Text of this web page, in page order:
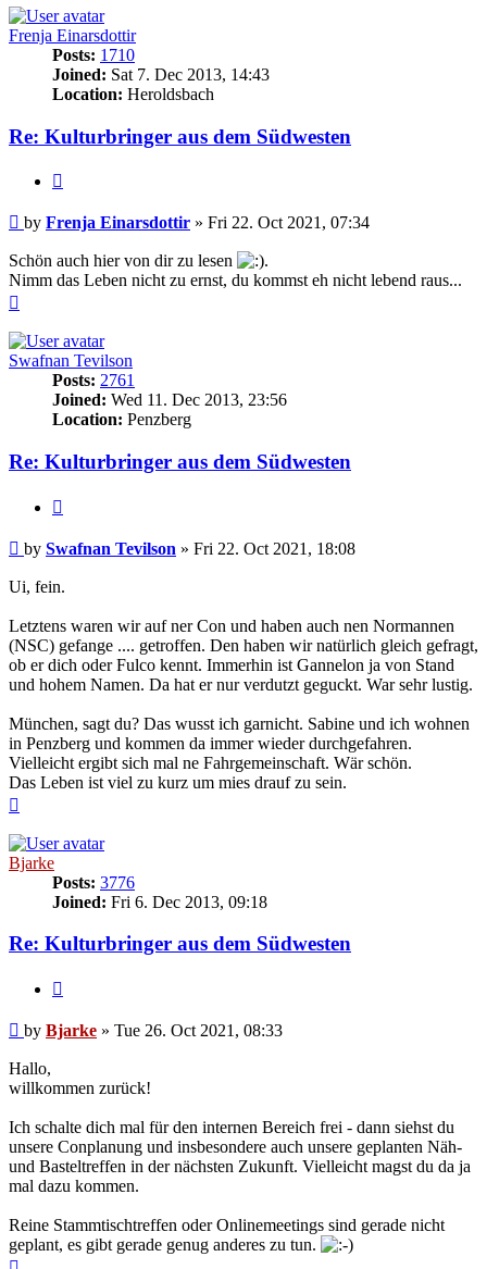
Frenja Einarsdottir
Posts: 1710
Joined: Sat 7. Dec 2013, 14:43
Location: Heroldsbach
Re: Kulturbringer aus dem Südwesten
Post
by Frenja Einarsdottir » Fri 22. Oct 2021, 07:34
Schön auch hier von dir zu lesen
.
Nimm das Leben nicht zu ernst, du kommst eh nicht lebend raus...
Swafnan Tevilson
Posts: 2761
Joined: Wed 11. Dec 2013, 23:56
Location: Penzberg
Re: Kulturbringer aus dem Südwesten
Post
by Swafnan Tevilson » Fri 22. Oct 2021, 18:08
Ui, fein.
Letztens waren wir auf ner Con und haben auch nen Normannen
(NSC) gefange .... getroffen. Den haben wir natürlich gleich gefragt,
ob er dich oder Fulco kennt. Immerhin ist Gannelon ja von Stand
und hohem Namen. Da hat er nur verdutzt geguckt. War sehr lustig.
München, sagt du? Das wusst ich garnicht. Sabine und ich wohnen
in Penzberg und kommen da immer wieder durchgefahren.
Vielleicht ergibt sich mal ne Fahrgemeinschaft. Wär schön.
Das Leben ist viel zu kurz um mies drauf zu sein.
Bjarke
Posts: 3776
Joined: Fri 6. Dec 2013, 09:18
Re: Kulturbringer aus dem Südwesten
Post
by Bjarke » Tue 26. Oct 2021, 08:33
Hallo,
willkommen zurück!
Ich schalte dich mal für den internen Bereich frei - dann siehst du
unsere Conplanung und insbesondere auch unsere geplanten Näh-
und Basteltreffen in der nächsten Zukunft. Vielleicht magst du da ja
mal dazu kommen.
Reine Stammtischtreffen oder Onlinemeetings sind gerade nicht
geplant, es gibt gerade genug anderes zu tun.